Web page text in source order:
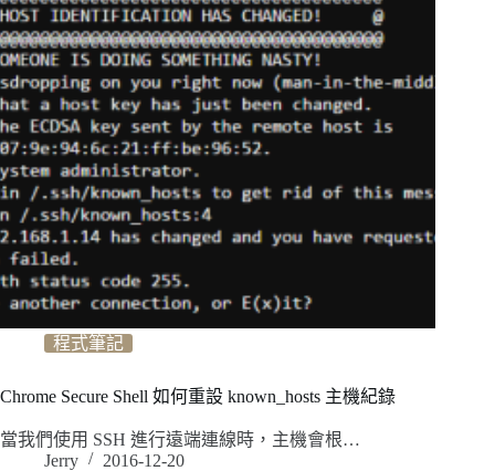
程式筆記
Chrome Secure Shell 如何重設 known_hosts 主機紀錄
當我們使用 SSH 進行遠端連線時，主機會根…
Jerry
2016-12-20